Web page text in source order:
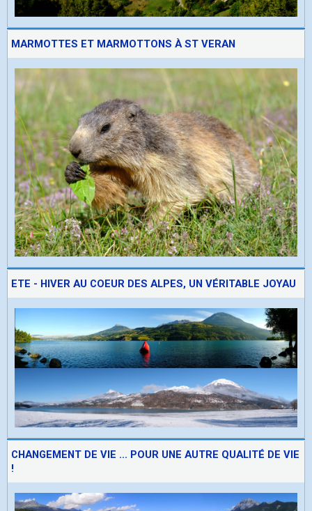
MARMOTTES ET MARMOTTONS À ST VERAN
ETE - HIVER AU COEUR DES ALPES, UN VÉRITABLE JOYAU
CHANGEMENT DE VIE ... POUR UNE AUTRE QUALITÉ DE VIE
!